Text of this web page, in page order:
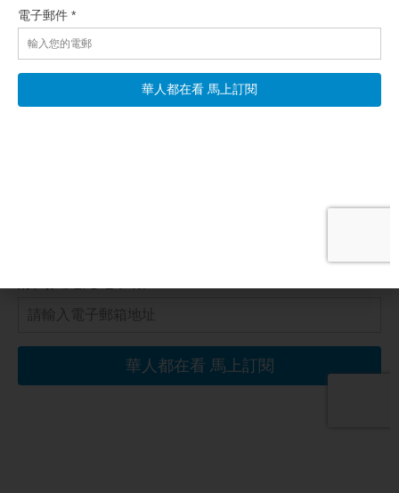
收入水平之間存在反向的聯繫。在美國企業界，反對覺醒主義的
潮流在加強，這是件好事。但主要的推動力量來自美國公民，他
們通過在公民社會中運用自己的聲音和經濟影響力取得了成效。
但保守派或者民粹派官員上台，同樣會動用國家極權干預商業行
為，權力的侵蝕作用是巨大的。要捆綁政府，要把政府放在牢籠
當中，唯一的辦法就是小政府，約束政府的權力，自由是民主和
Next